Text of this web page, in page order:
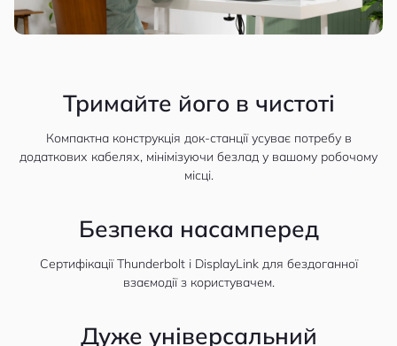
Тримайте його в чистоті
Компактна конструкція док-станції усуває потребу в
додаткових кабелях, мінімізуючи безлад у вашому робочому
місці.
Безпека насамперед
Сертифікації Thunderbolt і DisplayLink для бездоганної
взаємодії з користувачем.
Дуже універсальний